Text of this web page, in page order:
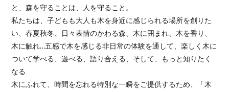
と、森を守ることは、人を守ること。
私たちは、子どもも大人も木を身近に感じられる場所を創りた
い、春夏秋冬、日々表情のかわる森、木に囲まれ、木を香り、
木に触れ…五感で木を感じる非日常の体験を通して、楽しく木に
ついて学べる、遊べる、語り合える、そして、もっと知りたく
なる
木にふれて、時間を忘れる特別な一瞬をご提供するため、「木